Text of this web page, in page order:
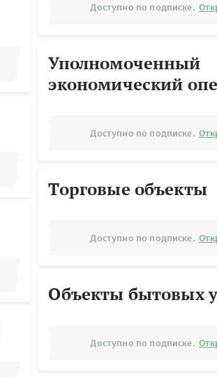
Доступно по подписке.
Уполномоченный
экономический
Доступно по подписке.
Торговые объекты
Доступно по подписке.
Объекты бытовых
Доступно по подписке.